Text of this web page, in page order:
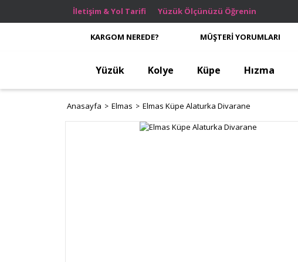
İletişim & Yol Tarifi Yüzük Ölçünüzü Öğrenin
KARGOM NEREDE? MÜŞTERİ YORUMLARI
Yüzük Kolye Küpe Hızma
Anasayfa Elmas Elmas Küpe Alaturka Divarane